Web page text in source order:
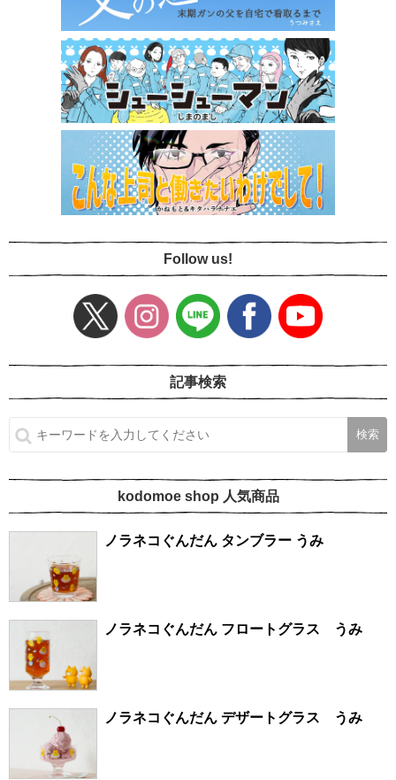
Follow us!
記事検索
kodomoe shop 人気商品
ノラネコぐんだん タンブラー うみ
ノラネコぐんだん フロートグラス うみ
ノラネコぐんだん デザートグラス うみ